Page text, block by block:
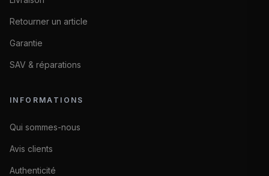
Retourner un article
Garantie
SAV & réparations
INFORMATIONS
Qui sommes-nous
Avis clients
Authenticité